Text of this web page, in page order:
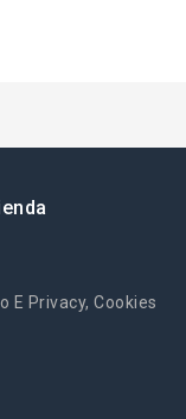
E Privacy, Cookies